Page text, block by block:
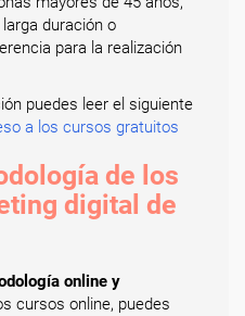
duración o
para la realización
puedes leer el siguiente
a los cursos gratuitos
de los
digital de
online y
cursos online, puedes